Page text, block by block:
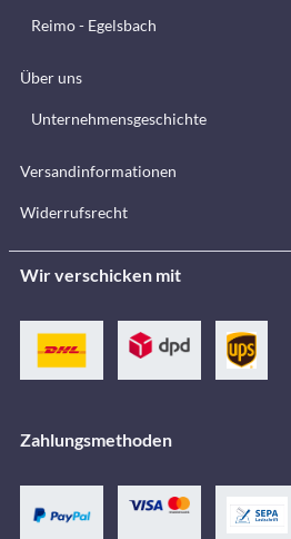
Reimo - Egelsbach
Über uns
Unternehmensgeschichte
Versandinformationen
Widerrufsrecht
Wir verschicken mit
Zahlungsmethoden